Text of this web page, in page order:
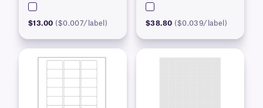
$13.00 ($0.007/label) $38.80 ($0.039/label)